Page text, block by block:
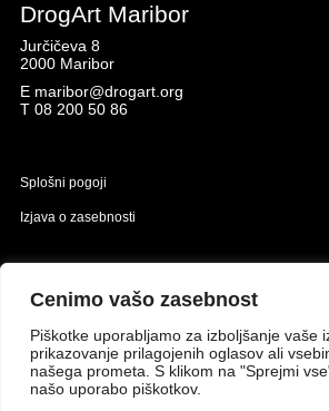
Cenimo vašo zasebnost
Piškotke uporabljamo za izboljšanje vaše
prikazovanje prilagojenih oglasov ali
našega prometa. S klikom na "Sprejmi
našo uporabo piškotkov.
DrogArt Maribor
Jurčičeva 8
2000 Maribor
E maribor@drogart.org
T 08 200 50 86
Splošni pogoji
Izjava o zasebnosti
Evropskega sklada za regionalni razvoj.